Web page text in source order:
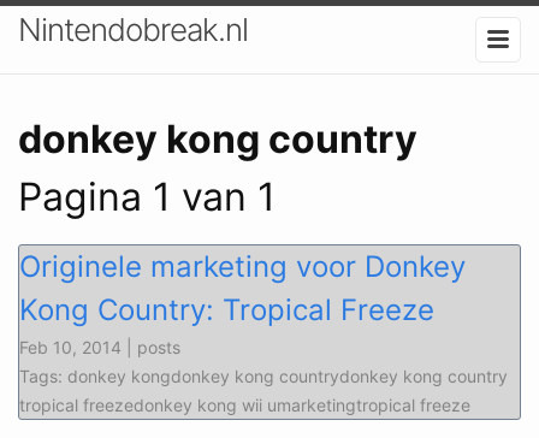
Nintendobreak.nl
donkey kong country
Pagina 1 van 1
Originele marketing voor Donkey
Kong Country: Tropical Freeze
Feb 10, 2014 | posts
Tags: donkey kongdonkey kong countrydonkey kong country
tropical freezedonkey kong wii umarketingtropical freeze